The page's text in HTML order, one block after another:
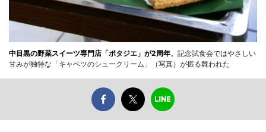
中目黒の野菜スイーツ専門店「ポタジエ」が2周年。記念試食会ではやさしい
甘みが独特な「キャベツのシュークリーム」（写真）が振る舞われた